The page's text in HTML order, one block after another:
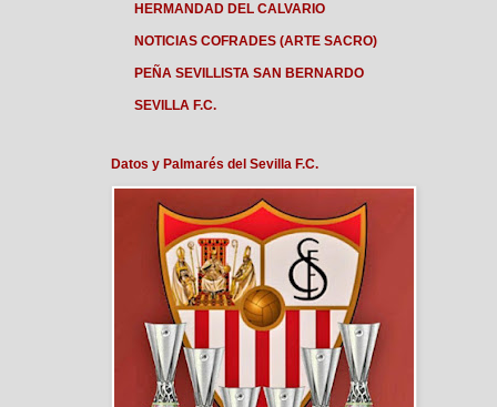
HERMANDAD DEL CALVARIO
NOTICIAS COFRADES (ARTE SACRO)
PEÑA SEVILLISTA SAN BERNARDO
SEVILLA F.C.
Datos y Palmarés del Sevilla F.C.